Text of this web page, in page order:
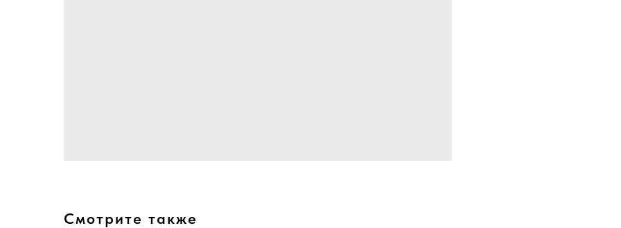
Смотрите также